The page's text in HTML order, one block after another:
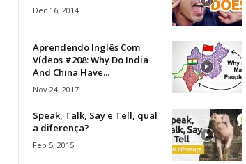
Dec 16, 2014
Aprendendo Inglês Com
Vídeos #208: Why Do India
And China Have...
Nov 24, 2017
Speak, Talk, Say e Tell, qual
a diferença?
Feb 5, 2015